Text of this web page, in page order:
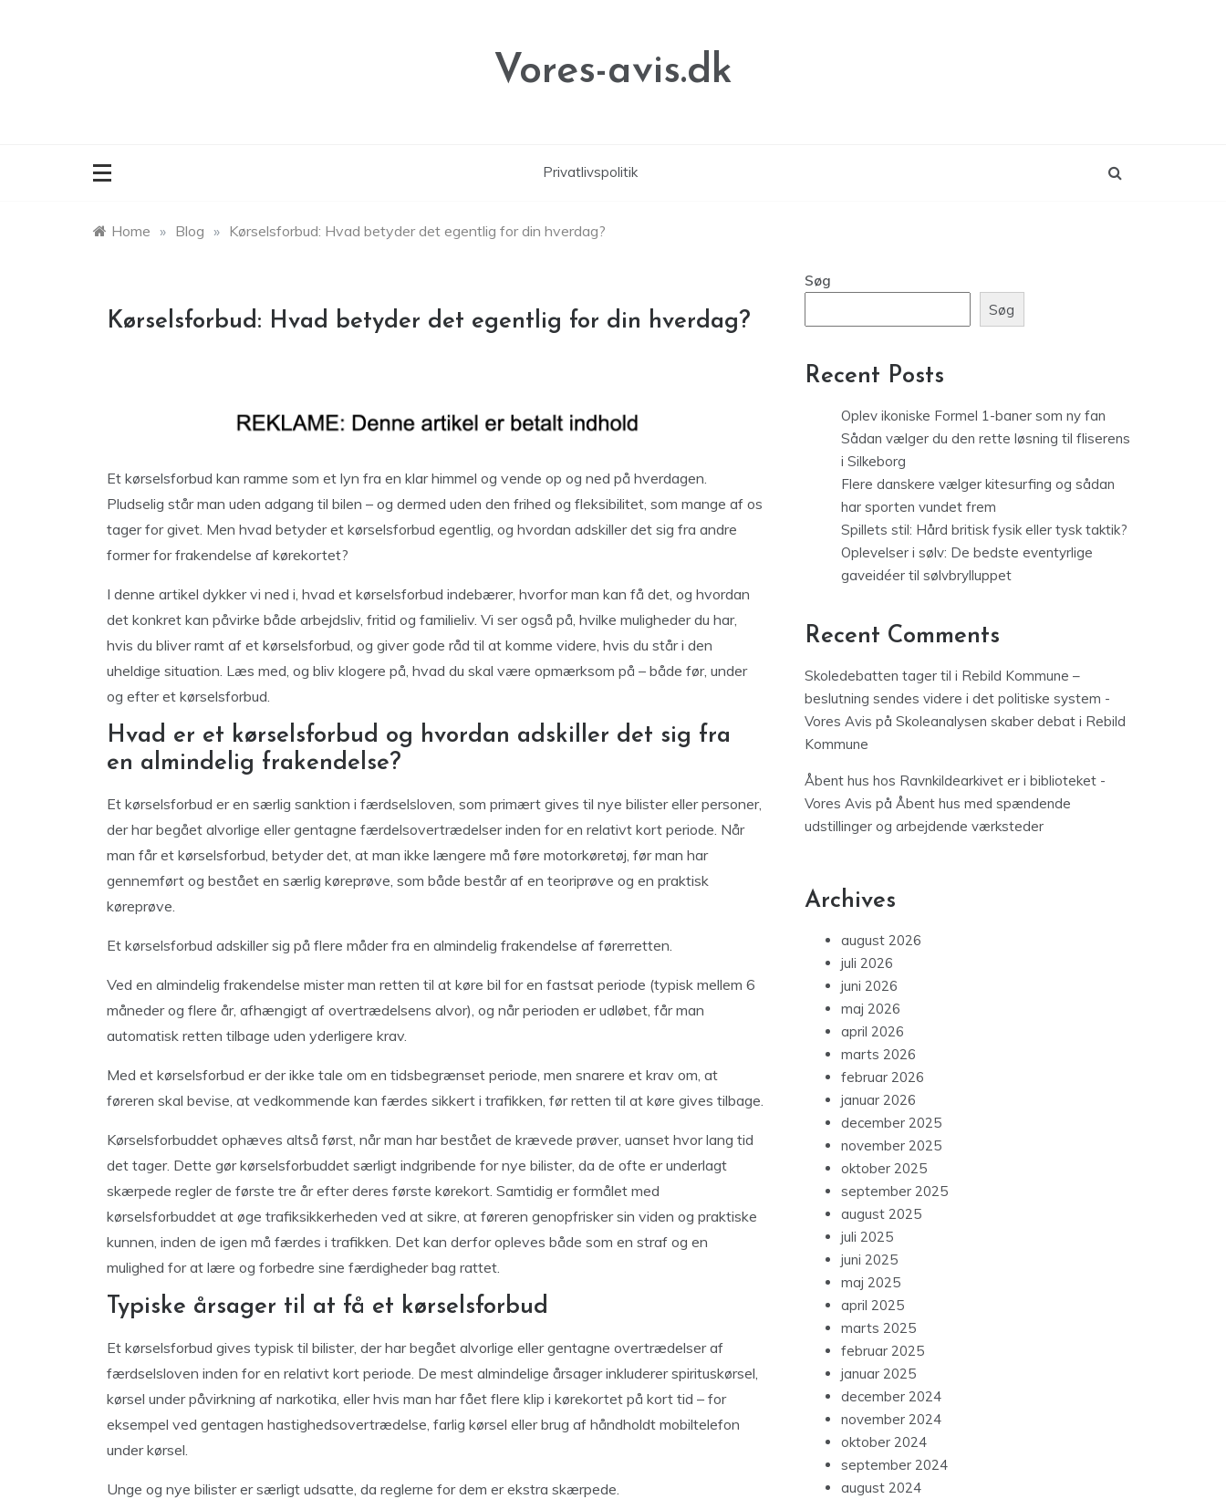
Vores-avis.dk
Privatlivspolitik
Home » Blog » Kørselsforbud: Hvad betyder det egentlig for din hverdag?
Kørselsforbud: Hvad betyder det egentlig for din hverdag?
Et kørselsforbud kan ramme som et lyn fra en klar himmel og vende op og ned på hverdagen.
Pludselig står man uden adgang til bilen – og dermed uden den frihed og fleksibilitet, som mange af os
tager for givet. Men hvad betyder et kørselsforbud egentlig, og hvordan adskiller det sig fra andre
former for frakendelse af kørekortet?
I denne artikel dykker vi ned i, hvad et kørselsforbud indebærer, hvorfor man kan få det, og hvordan
det konkret kan påvirke både arbejdsliv, fritid og familieliv. Vi ser også på, hvilke muligheder du har,
hvis du bliver ramt af et kørselsforbud, og giver gode råd til at komme videre, hvis du står i den
uheldige situation. Læs med, og bliv klogere på, hvad du skal være opmærksom på – både før, under
og efter et kørselsforbud.
Hvad er et kørselsforbud og hvordan adskiller det sig fra
en almindelig frakendelse?
Et kørselsforbud er en særlig sanktion i færdselsloven, som primært gives til nye bilister eller personer,
der har begået alvorlige eller gentagne færdelsovertrædelser inden for en relativt kort periode. Når
man får et kørselsforbud, betyder det, at man ikke længere må føre motorkøretøj, før man har
gennemført og bestået en særlig køreprøve, som både består af en teoriprøve og en praktisk
køreprøve.
Et kørselsforbud adskiller sig på flere måder fra en almindelig frakendelse af førerretten.
Ved en almindelig frakendelse mister man retten til at køre bil for en fastsat periode (typisk mellem 6
måneder og flere år, afhængigt af overtrædelsens alvor), og når perioden er udløbet, får man
automatisk retten tilbage uden yderligere krav.
Med et kørselsforbud er der ikke tale om en tidsbegrænset periode, men snarere et krav om, at
føreren skal bevise, at vedkommende kan færdes sikkert i trafikken, før retten til at køre gives tilbage.
Kørselsforbuddet ophæves altså først, når man har bestået de krævede prøver, uanset hvor lang tid
det tager. Dette gør kørselsforbuddet særligt indgribende for nye bilister, da de ofte er underlagt
skærpede regler de første tre år efter deres første kørekort. Samtidig er formålet med
kørselsforbuddet at øge trafiksikkerheden ved at sikre, at føreren genopfrisker sin viden og praktiske
kunnen, inden de igen må færdes i trafikken. Det kan derfor opleves både som en straf og en
mulighed for at lære og forbedre sine færdigheder bag rattet.
Typiske årsager til at få et kørselsforbud
Et kørselsforbud gives typisk til bilister, der har begået alvorlige eller gentagne overtrædelser af
færdselsloven inden for en relativt kort periode. De mest almindelige årsager inkluderer spirituskørsel,
kørsel under påvirkning af narkotika, eller hvis man har fået flere klip i kørekortet på kort tid – for
eksempel ved gentagen hastighedsovertrædelse, farlig kørsel eller brug af håndholdt mobiltelefon
under kørsel.
Unge og nye bilister er særligt udsatte, da reglerne for dem er ekstra skærpede.
Søg
Søg
Recent Posts
Oplev ikoniske Formel 1-baner som ny fan
Sådan vælger du den rette løsning til fliserens
i Silkeborg
Flere danskere vælger kitesurfing og sådan
har sporten vundet frem
Spillets stil: Hård britisk fysik eller tysk taktik?
Oplevelser i sølv: De bedste eventyrlige
gaveidéer til sølvbrylluppet
Recent Comments
Skoledebatten tager til i Rebild Kommune –
beslutning sendes videre i det politiske system -
Vores Avis på Skoleanalysen skaber debat i Rebild
Kommune
Åbent hus hos Ravnkildearkivet er i biblioteket -
Vores Avis på Åbent hus med spændende
udstillinger og arbejdende værksteder
Archives
august 2026
juli 2026
juni 2026
maj 2026
april 2026
marts 2026
februar 2026
januar 2026
december 2025
november 2025
oktober 2025
september 2025
august 2025
juli 2025
juni 2025
maj 2025
april 2025
marts 2025
februar 2025
januar 2025
december 2024
november 2024
oktober 2024
september 2024
august 2024